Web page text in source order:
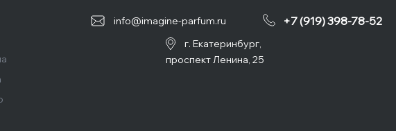
info@imagine-parfum.ru +7 (919) 398-78-52
г. Екатеринбург,
проспект Ленина, 25